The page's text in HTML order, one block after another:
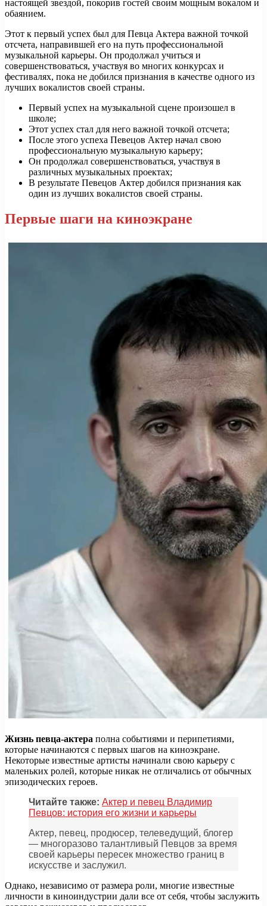
настоящей звездой, покорив гостей своим мощным вокалом и
обаянием.
Этот к первый успех был для Певца Актера важной точкой
отсчета, направившей его на путь профессиональной
музыкальной карьеры. Он продолжал учиться и
совершенствоваться, участвуя во многих конкурсах и
фестивалях, пока не добился признания в качестве одного из
лучших вокалистов своей страны.
Первый успех на музыкальной сцене произошел в
школе;
Этот успех стал для него важной точкой отсчета;
После этого успеха Певецов Актер начал свою
профессиональную музыкальную карьеру;
Он продолжал совершенствоваться, участвуя в
различных музыкальных проектах;
В результате Певецов Актер добился признания как
один из лучших вокалистов своей страны.
Первые шаги на киноэкране
Жизнь певца-актера полна событиями и перипетиями,
которые начинаются с первых шагов на киноэкране.
Некоторые известные артисты начинали свою карьеру с
маленьких ролей, которые никак не отличались от обычных
эпизодических героев.
Читайте также: Актер и певец Владимир
Певцов: история его жизни и карьеры
Актер, певец, продюсер, телеведущий, блогер
— многоразово талантливый Певцов за время
своей карьеры пересек множество границ в
искусстве и заслужил.
Однако, независимо от размера роли, многие известные
личности в киноиндустрии дали все от себя, чтобы заслужить